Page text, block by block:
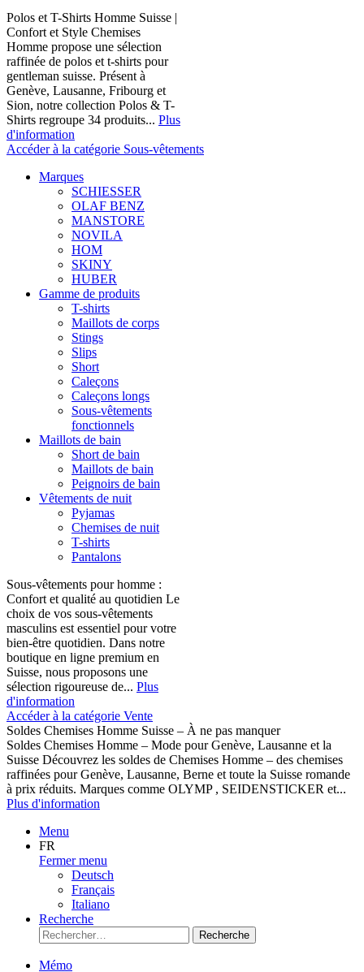
Polos et T-Shirts Homme Suisse |
Confort et Style Chemises
Homme propose une sélection
raffinée de polos et t-shirts pour
gentleman suisse. Présent à
Genève, Lausanne, Fribourg et
Sion, notre collection Polos & T-
Shirts regroupe 34 produits... Plus
d'information
Accéder à la catégorie Sous-vêtements
Marques
SCHIESSER
OLAF BENZ
MANSTORE
NOVILA
HOM
SKINY
HUBER
Gamme de produits
T-shirts
Maillots de corps
Stings
Slips
Short
Caleçons
Caleçons longs
Sous-vêtements
fonctionnels
Maillots de bain
Short de bain
Maillots de bain
Peignoirs de bain
Vêtements de nuit
Pyjamas
Chemises de nuit
T-shirts
Pantalons
Sous-vêtements pour homme :
Confort et qualité au quotidien Le
choix de vos sous-vêtements
masculins est essentiel pour votre
bien-être quotidien. Dans notre
boutique en ligne premium en
Suisse, nous proposons une
sélection rigoureuse de... Plus
d'information
Accéder à la catégorie Vente
Soldes Chemises Homme Suisse – À ne pas manquer
Soldes Chemises Homme – Mode pour Genève, Lausanne et la
Suisse Découvrez les soldes de Chemises Homme – des chemises
raffinées pour Genève, Lausanne, Berne et toute la Suisse romande
à prix réduits. Marques comme OLYMP , SEIDENSTICKER et...
Plus d'information
Menu
FR
Fermer menu
Deutsch
Français
Italiano
Recherche
Recherche
Mémo